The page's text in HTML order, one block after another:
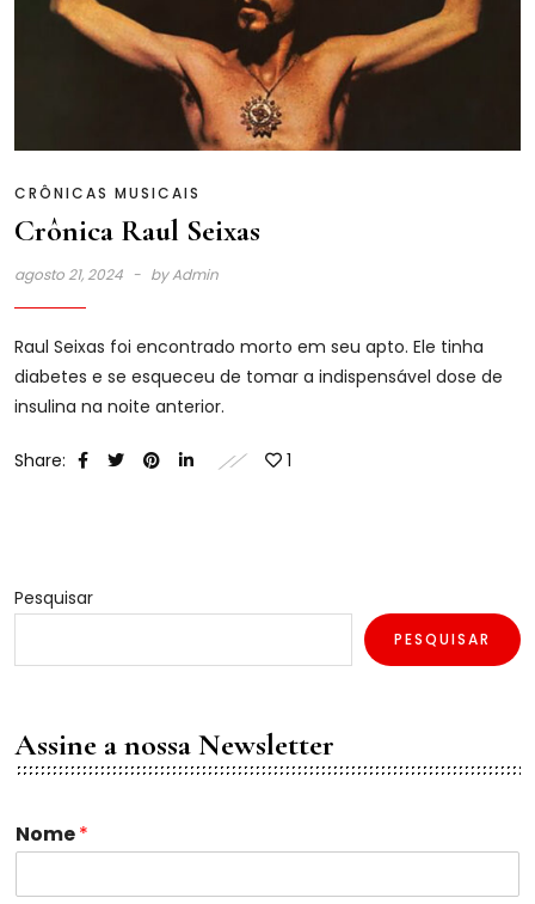
CRÔNICAS MUSICAIS
Crônica Raul Seixas
agosto 21, 2024 byAdmin
Raul Seixas foi encontrado morto em seu apto. Ele tinha
diabetes e se esqueceu de tomar a indispensável dose de
insulina na noite anterior.
Share: 1
Pesquisar
PESQUISAR
Assine a nossa Newsletter
Nome*